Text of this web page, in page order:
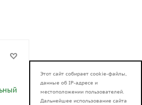
Этот сайт собирает cookie-файлы,
данные об IP-адресе и
местоположении пользователей.
Дальнейшее использование сайта